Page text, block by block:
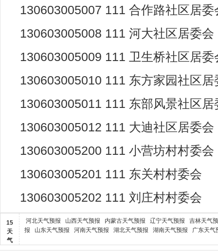
130603005007 111 合作路社区居委
130603005008 111 河大社区居委会
130603005009 111 卫生桥社区居委
130603005010 111 东方家园社区居
130603005011 111 东部风景社区居
130603005012 111 大迪社区居委会
130603005200 111 小营坊村村委会
130603005201 111 东关村村委会
130603005202 111 刘庄村村委会
15
天
气
河北天气预报 山西天气预报 内蒙古天气预报 辽宁天气预报
吉林天气
报
山东天气预报 河南天气预报 湖北天气预报 湖南天气预报 广东天气